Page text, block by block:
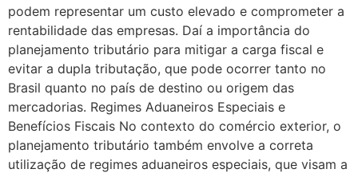
podem representar um custo elevado e comprometer a
rentabilidade das empresas. Daí a importância do
planejamento tributário para mitigar a carga fiscal e
evitar a dupla tributação, que pode ocorrer tanto no
Brasil quanto no país de destino ou origem das
mercadorias. Regimes Aduaneiros Especiais e
Benefícios Fiscais No contexto do comércio exterior, o
planejamento tributário também envolve a correta
utilização de regimes aduaneiros especiais, que visam a